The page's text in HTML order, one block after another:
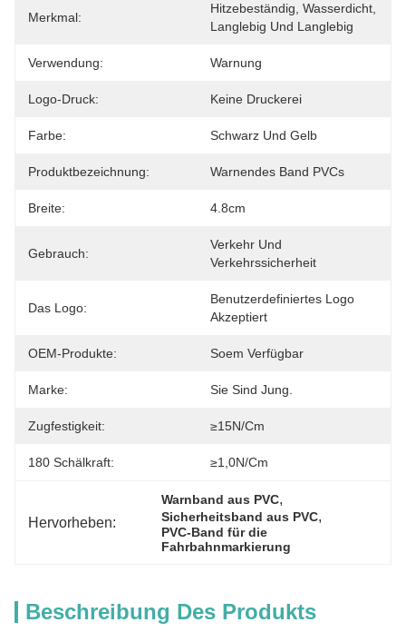
Merkmal:
Hitzebeständig, Wasserdicht,
Langlebig Und Langlebig
Verwendung: Warnung
Logo-Druck: Keine Druckerei
Farbe: Schwarz Und Gelb
Produktbezeichnung: Warnendes Band PVCs
Breite: 4.8cm
Gebrauch:
Verkehr Und
Verkehrssicherheit
Das Logo:
Benutzerdefiniertes Logo
Akzeptiert
OEM-Produkte: Soem Verfügbar
Marke: Sie Sind Jung.
Zugfestigkeit: ≥15N/cm
180 Schälkraft: ≥1,0N/cm
Hervorheben:
Warnband aus PVC,
Sicherheitsband aus PVC,
PVC-Band für die
Fahrbahnmarkierung
Beschreibung Des Produkts